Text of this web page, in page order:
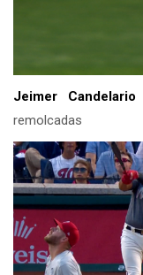
Jeimer Candelario
remolcadas